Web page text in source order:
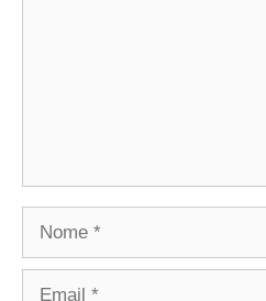
Nome
Email